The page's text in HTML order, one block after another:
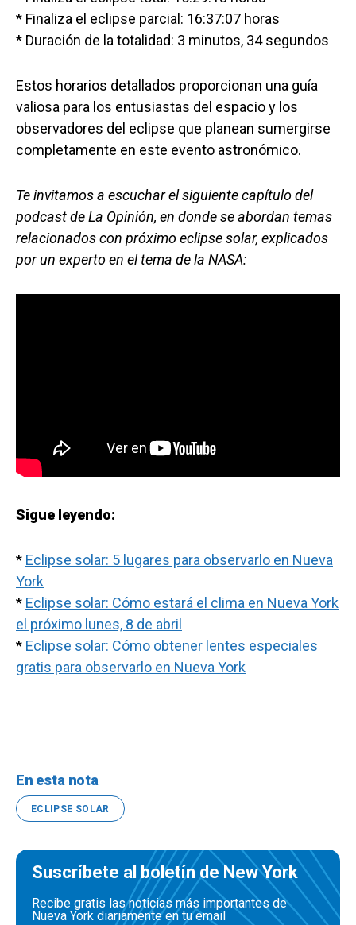
* Finaliza el eclipse parcial: 16:37:07 horas
* Duración de la totalidad: 3 minutos, 34 segundos
Estos horarios detallados proporcionan una guía
valiosa para los entusiastas del espacio y los
observadores del eclipse que planean sumergirse
completamente en este evento astronómico.
Te invitamos a escuchar el siguiente capítulo del
podcast de La Opinión, en donde se abordan temas
relacionados con próximo eclipse solar, explicados
por un experto en el tema de la NASA:
Sigue leyendo:
* Eclipse solar: 5 lugares para observarlo en Nueva
York
* Eclipse solar: Cómo estará el clima en Nueva York
el próximo lunes, 8 de abril
* Eclipse solar: Cómo obtener lentes especiales
gratis para observarlo en Nueva York
En esta nota
ECLIPSE SOLAR
Suscríbete al boletín de New York
Recibe gratis las noticias más importantes de
Nueva York diariamente en tu email